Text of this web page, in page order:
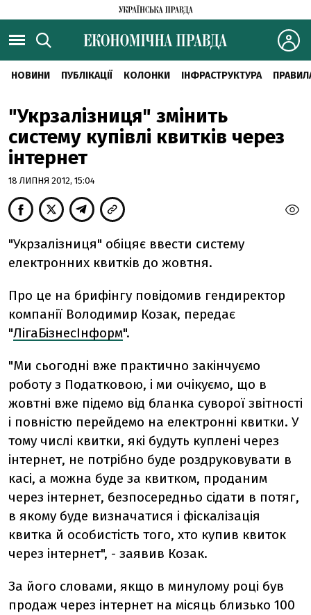
НОВИНИ ПУБЛІКАЦІЇ КОЛОНКИ ІНФРАСТРУКТУРА
"Укрзалізниця" змінить
систему купівлі квитків через
інтернет
18 ЛИПНЯ 2012, 15:04
"Укрзалізниця" обіцяє ввести систему
електронних квитків до жовтня.
Про це на брифінгу повідомив гендиректор
компанії Володимир Козак, передає
"ЛігаБізнесІнформ".
"Ми сьогодні вже практично закінчуємо
роботу з Податковою, і ми очікуємо, що в
жовтні вже підемо від бланка суворої звітності
і повністю перейдемо на електронні квитки. У
тому числі квитки, які будуть куплені через
інтернет, не потрібно буде роздруковувати в
касі, а можна буде за квитком, проданим
через інтернет, безпосередньо сідати в потяг,
в якому буде визначатися і фіскалізація
квитка й особистість того, хто купив квиток
через інтернет", - заявив Козак.
За його словами, якщо в минулому році був
продаж через інтернет на місяць близько 100